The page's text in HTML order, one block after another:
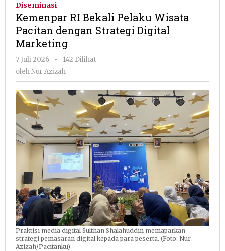
Wisata
Pacitan
Diseminasi
Kemenpar RI Bekali Pelaku Wisata
Pacitan dengan Strategi Digital
Marketing
7 Juli 2026
oleh
Nur
-
142 Dilihat
olehNur Azizah
Praktisi media digital Sulthan Shalahuddin memaparkan
strategi pemasaran digital kepada para peserta. (Foto: Nur
Azizah/Pacitanku)